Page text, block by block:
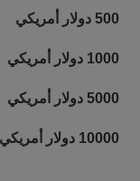
500 دولار أمريكي
1000 دولار أمريكي
5000 دولار أمريكي
10000 دولار أمريكي